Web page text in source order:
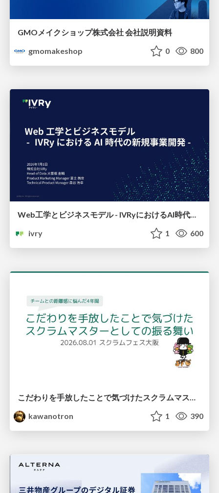
GMOメイクショップ株式会社 会社説明資料
gmomakeshop
0 800
Web工学とビジネスモデル - IVRyにおけるAI時代の新規事業開発 -
ivry
1 600
kawanotron
1 390